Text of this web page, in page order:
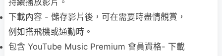
持⁠續⁠播⁠放⁠影⁠片⁠。
下⁠載⁠內⁠容 - 儲⁠存⁠影⁠片⁠後⁠，可⁠在⁠需⁠要⁠時⁠盡⁠情⁠觀⁠賞⁠，
例⁠如⁠搭⁠飛⁠機⁠或⁠通⁠勤⁠時⁠。
包含 YouTube Music Premium 會員資格- 下⁠載